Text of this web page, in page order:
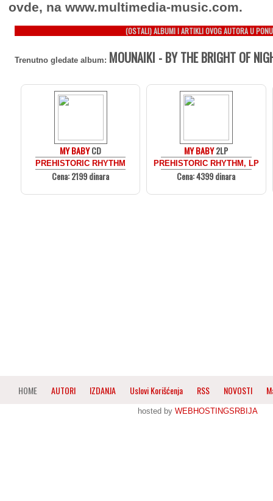
ovde, na www.multimedia-music.com.
(OSTALI) ALBUMI I ARTIKLI OVOG AUTORA U
Trenutno gledate album: MOUNAIKI - BY THE BRIGHT OF
MY BABYCD
PREHISTORIC RHYTHM
Cena: 2199 dinara
MY BABY2LP
PREHISTORIC RHYTHM, LP
Cena: 4399 dinara
HOME AUTORI IZDANJA Uslovi Korišćenja RSS NOVOSTI
hosted by WEBHOSTINGSRBIJA